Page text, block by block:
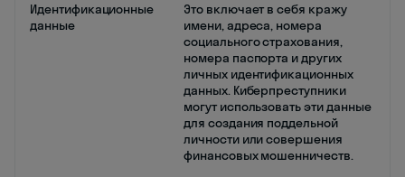
Идентификационные
данные
Это включает в себя кражу
имени, адреса, номера
социального страхования,
номера паспорта и других
личных идентификационных
данных. Киберпреступники
могут использовать эти данные
для создания поддельной
личности или совершения
финансовых мошенничеств.